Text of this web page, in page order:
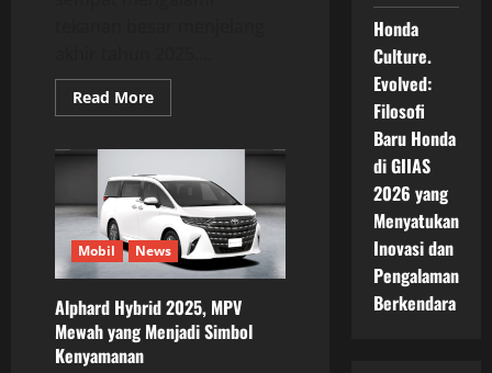
Read MoreRead
more
Mulai
Normalisasi
Stok
BBM
Shell
Super
Mobil News
Alphard Hybrid 2025, MPV
Mewah yang Menjadi Simbol
Kenyamanan
Honda
Culture.
Evolved:
Filosofi
Baru Honda
di GIIAS
2026 yang
Menyatukan
Inovasi dan
Pengalaman
Berkendara